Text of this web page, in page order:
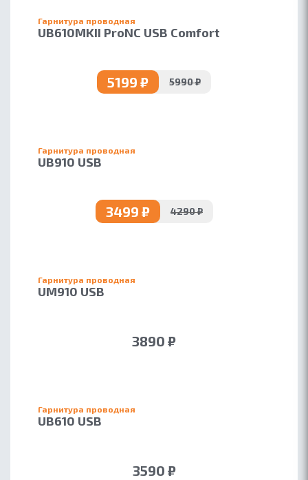
Гарнитура проводная
UB610MKII ProNC USB Comfort
5199 ₽ 5990 ₽
Гарнитура проводная
UB910 USB
3499 ₽ 4290 ₽
Гарнитура проводная
UM910 USB
3890 ₽
Гарнитура проводная
UB610 USB
3590 ₽